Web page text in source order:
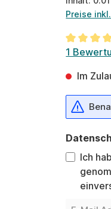
Preise
1
Im
Ich